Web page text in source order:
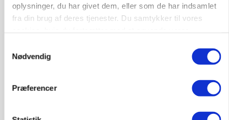
oplysninger, du har givet dem, eller som de har indsamlet
fra din brug af deres tjenester. Du samtykker til vores
Nødvendig
Præferencer
Opret agent Se alle jobs
Trainee placement Ringkøbing
06. aug.